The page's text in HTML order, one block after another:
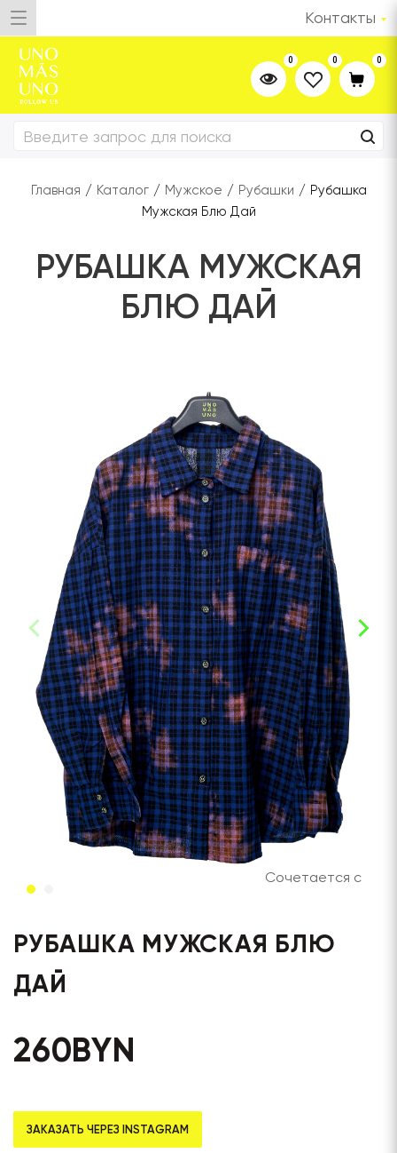
Контакты
0 0 0
Главная / Каталог / Мужское / Рубашки / Рубашка
Мужская Блю Дай
РУБАШКА МУЖСКАЯ
БЛЮ ДАЙ
Сочетается с
РУБАШКА МУЖСКАЯ БЛЮ
ДАЙ
260BYN
ЗАКАЗАТЬ ЧЕРЕЗ INSTAGRAM